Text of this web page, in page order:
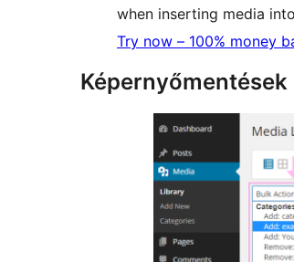
when inserting media
Try now – 100% money
Képernyőmentések